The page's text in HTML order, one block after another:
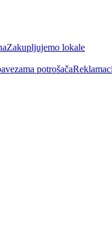
Zakupljujemo lokale
potrošača